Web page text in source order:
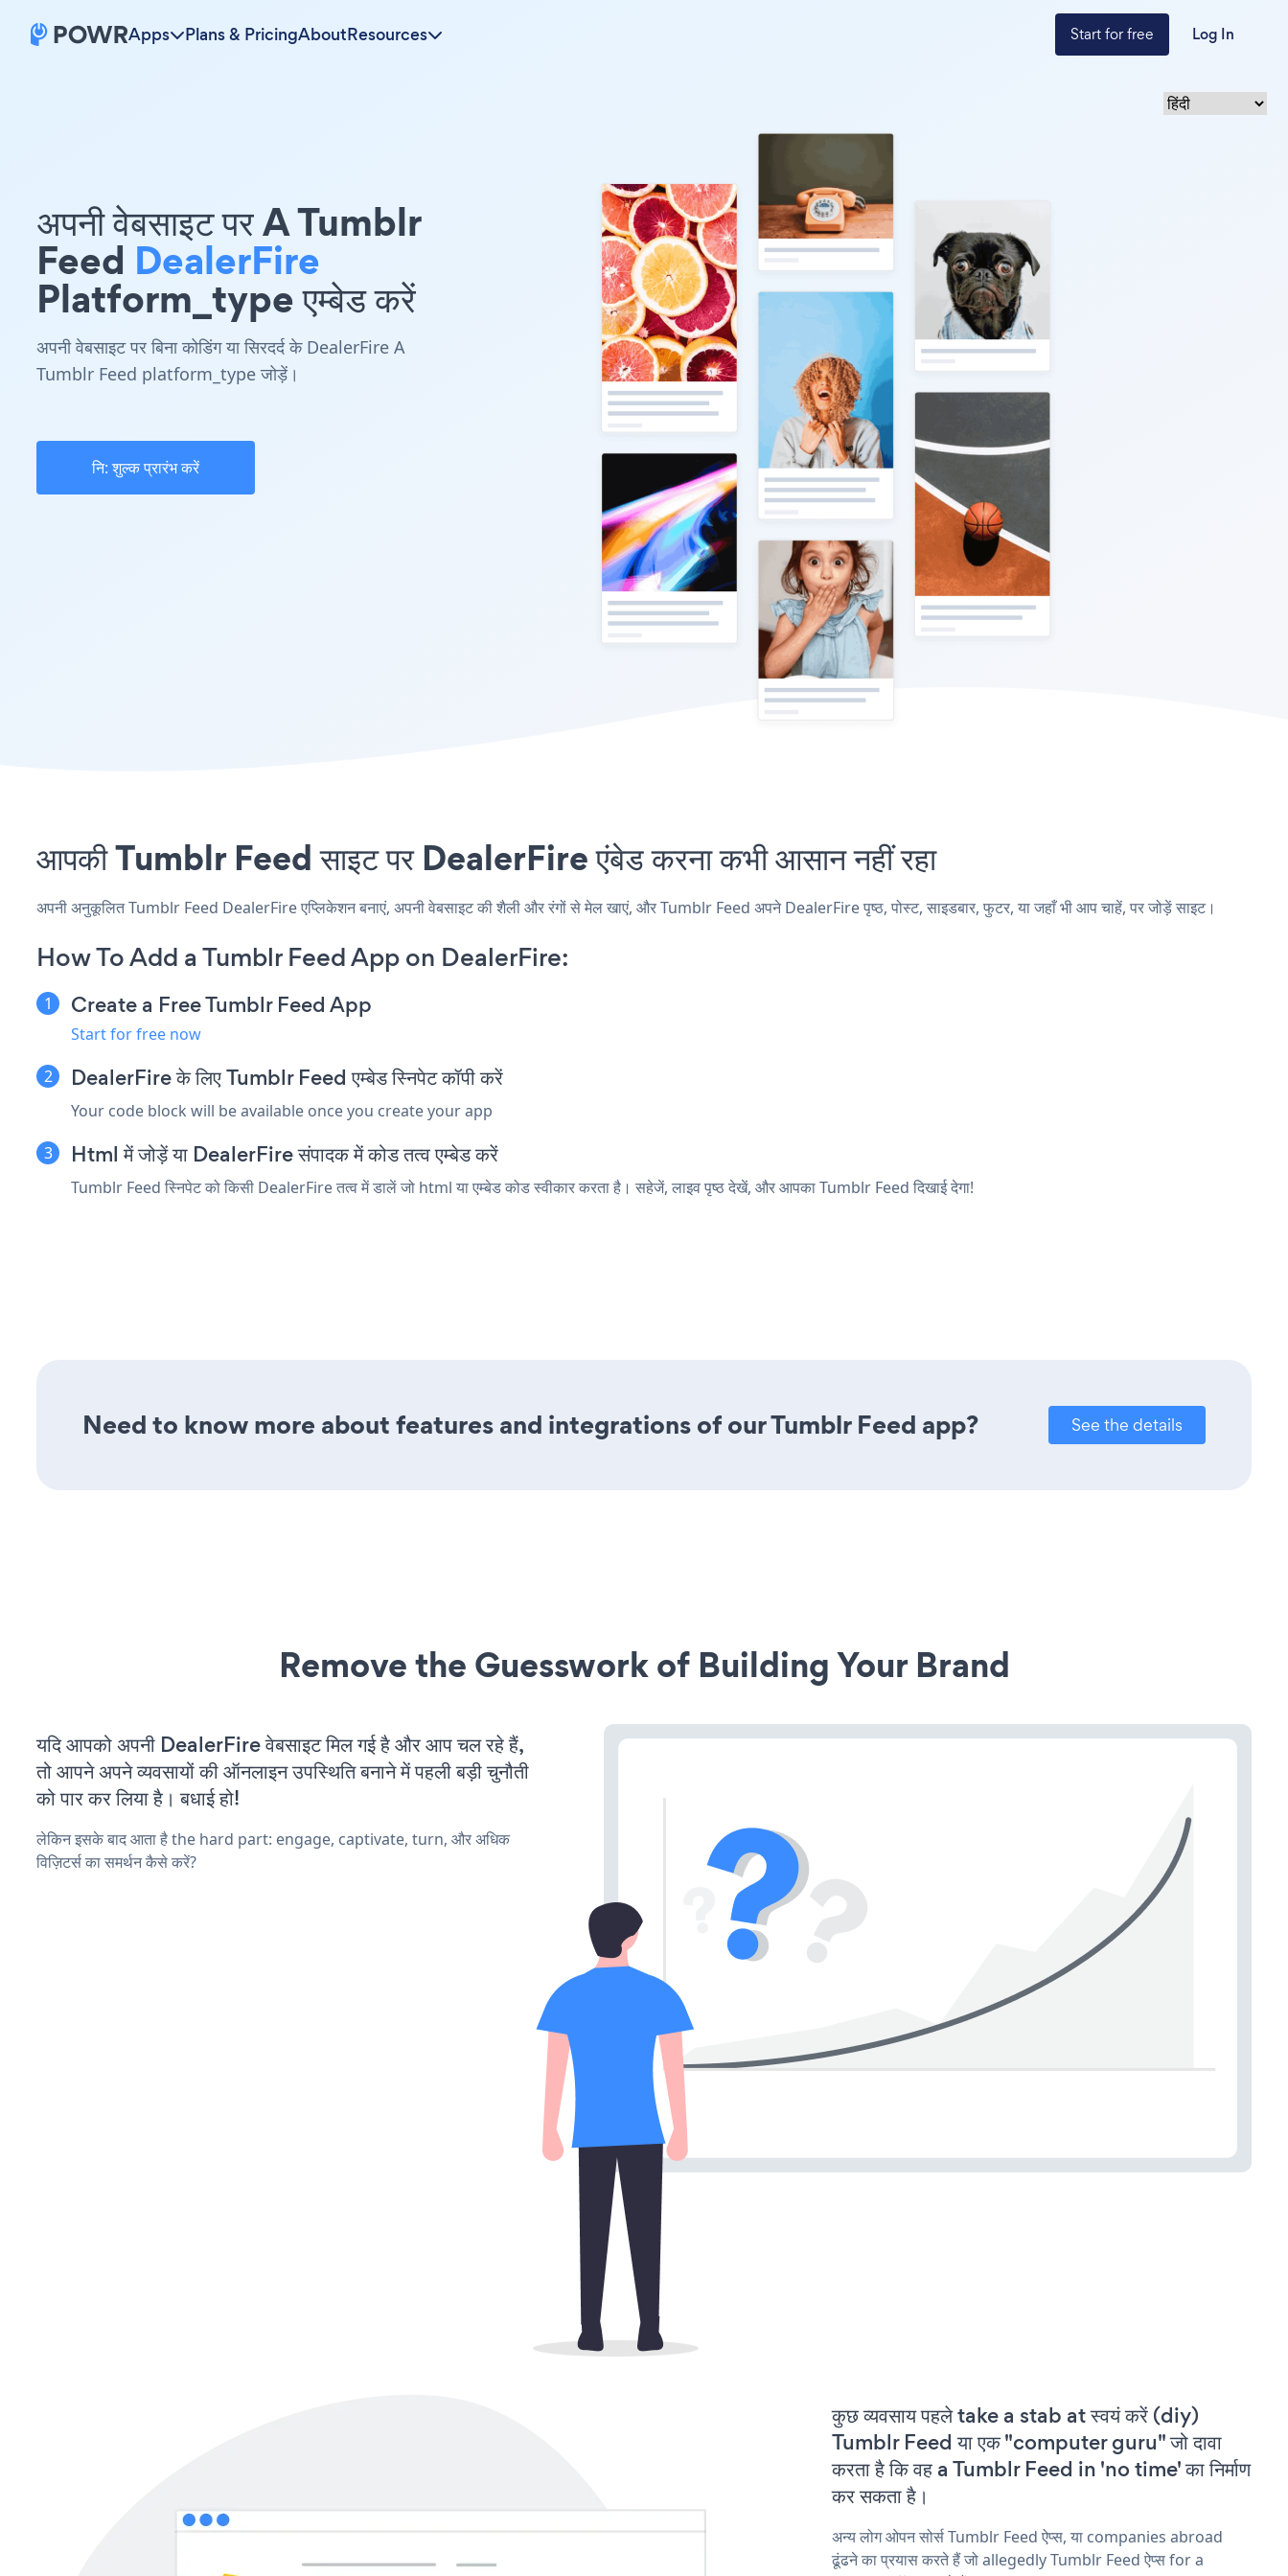
Apps Plans & PricingAboutResources Start for free Log In
अपनी वेबसाइट पर A Tumblr
Feed DealerFire
Platform_type एम्बेड करें
अपनी वेबसाइट पर बिना कोडिंग या सिरदर्द के DealerFire A
Tumblr Feed platform_type जोड़ें।
नि: शुल्क प्रारंभ करें
आपकी Tumblr Feed साइट पर DealerFire एंबेड करना कभी आसान नहीं रहा
अपनी अनुकूलित Tumblr Feed DealerFire एप्लिकेशन बनाएं, अपनी वेबसाइट की शैली और रंगों से मेल खाएं, और Tumblr Feed अपने DealerFire पृष्ठ, पोस्ट, साइडबार, फुटर, या जहाँ भी आप चाहें, पर जोड़ें साइट।
How To Add a Tumblr Feed App on DealerFire:
Create a Free Tumblr Feed App
Start for free now
DealerFire के लिए Tumblr Feed एम्बेड स्निपेट कॉपी करें
Your code block will be available once you create your app
Html में जोड़ें या DealerFire संपादक में कोड तत्व एम्बेड करें
Tumblr Feed स्निपेट को किसी DealerFire तत्व में डालें जो html या एम्बेड कोड स्वीकार करता है। सहेजें, लाइव पृष्ठ देखें, और आपका Tumblr Feed दिखाई देगा!
Need to know more about features and integrations of our Tumblr Feed app? See the details
Remove the Guesswork of Building Your Brand
यदि आपको अपनी DealerFire वेबसाइट मिल गई है और आप चल रहे हैं,
तो आपने अपने व्यवसायों की ऑनलाइन उपस्थिति बनाने में पहली बड़ी चुनौती
को पार कर लिया है। बधाई हो!
लेकिन इसके बाद आता है the hard part: engage, captivate, turn, और अधिक
विज़िटर्स का समर्थन कैसे करें?
कुछ व्यवसाय पहले take a stab at स्वयं करें (diy)
Tumblr Feed या एक "computer guru" जो दावा
करता है कि वह a Tumblr Feed in 'no time' का निर्माण
कर सकता है।
अन्य लोग ओपन सोर्स Tumblr Feed ऐप्स, या companies abroad
ढूंढने का प्रयास करते हैं जो allegedly Tumblr Feed ऐप्स for a